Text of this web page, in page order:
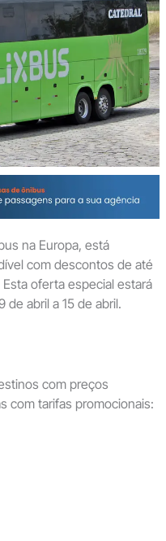
na Europa, está
com descontos de até
oferta especial estará
abril a 15 de abril.
com preços
com tarifas promocionais: